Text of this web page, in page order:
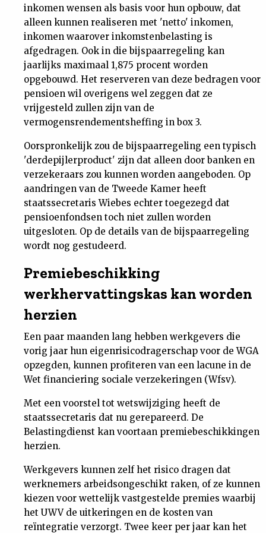
inkomen wensen als basis voor hun opbouw, dat
alleen kunnen realiseren met 'netto' inkomen,
inkomen waarover inkomstenbelasting is
afgedragen. Ook in die bijspaarregeling kan
jaarlijks maximaal 1,875 procent worden
opgebouwd. Het reserveren van deze bedragen voor
pensioen wil overigens wel zeggen dat ze
vrijgesteld zullen zijn van de
vermogensrendementsheffing in box 3.
Oorspronkelijk zou de bijspaarregeling een typisch
'derdepijlerproduct' zijn dat alleen door banken en
verzekeraars zou kunnen worden aangeboden. Op
aandringen van de Tweede Kamer heeft
staatssecretaris Wiebes echter toegezegd dat
pensioenfondsen toch niet zullen worden
uitgesloten. Op de details van de bijspaarregeling
wordt nog gestudeerd.
Premiebeschikking
werkhervattingskas kan worden
herzien
Een paar maanden lang hebben werkgevers die
vorig jaar hun eigenrisicodragerschap voor de WGA
opzegden, kunnen profiteren van een lacune in de
Wet financiering sociale verzekeringen (Wfsv).
Met een voorstel tot wetswijziging heeft de
staatssecretaris dat nu gerepareerd. De
Belastingdienst kan voortaan premiebeschikkingen
herzien.
Werkgevers kunnen zelf het risico dragen dat
werknemers arbeidsongeschikt raken, of ze kunnen
kiezen voor wettelijk vastgestelde premies waarbij
het UWV de uitkeringen en de kosten van
reïntegratie verzorgt. Twee keer per jaar kan het